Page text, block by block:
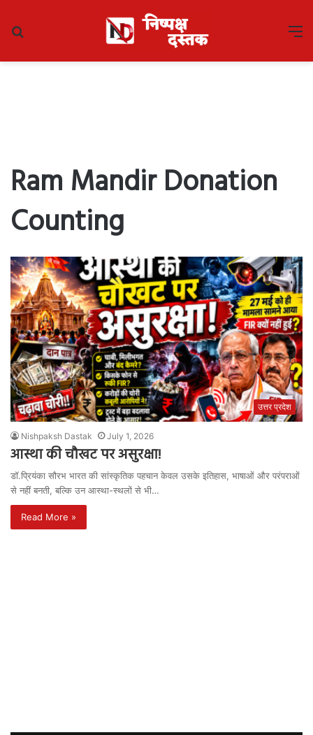
Ram Mandir Donation
Counting
उत्तर प्रदेश
Nishpaksh Dastak July 1, 2026
आस्था की चौखट पर असुरक्षा!
डॉ.प्रियंका सौरभ भारत की सांस्कृतिक पहचान केवल उसके इतिहास, भाषाओं और परंपराओं
से नहीं बनती, बल्कि उन आस्था-स्थलों से भी…
Read More »